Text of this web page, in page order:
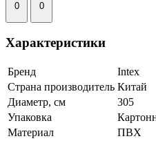
0 0
Характеристики
Бренд
Intex
Страна производитель Китай
Диаметр, см
305
Упаковка
Материал
ПВХ